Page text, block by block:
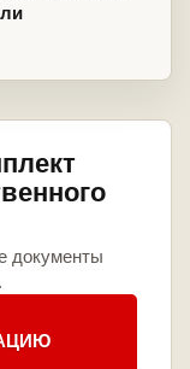
документы